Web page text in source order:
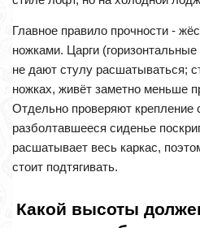
Главное правило прочности -
ножками. Царги
не дают стулу расшатываться;
ножках, живёт заметно меньше
Отдельно проверяют крепление
разболтавшееся сиденье
расшатывает весь каркас,
стоит подтягивать.
Какой высоты